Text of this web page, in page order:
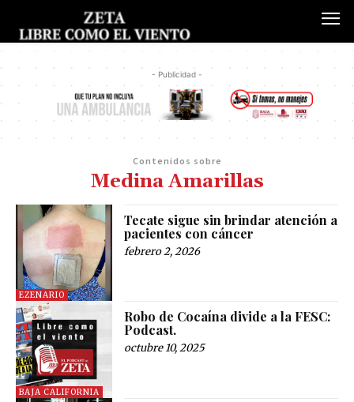
- Publicidad -
Contenidos sobre
Medina Amarillas
EZENARIO
Tecate sigue sin brindar atención a
pacientes con cáncer
febrero 2, 2026
BAJA CALIFORNIA
Robo de Cocaína divide a la FESC:
Podcast.
octubre 10, 2025